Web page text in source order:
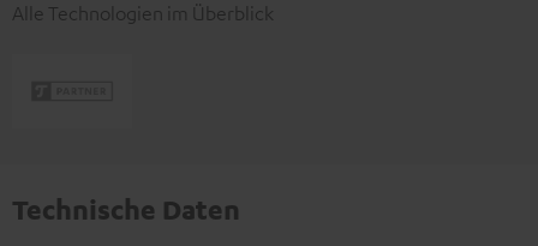
Alle Technologien im Überblick
Technische Daten